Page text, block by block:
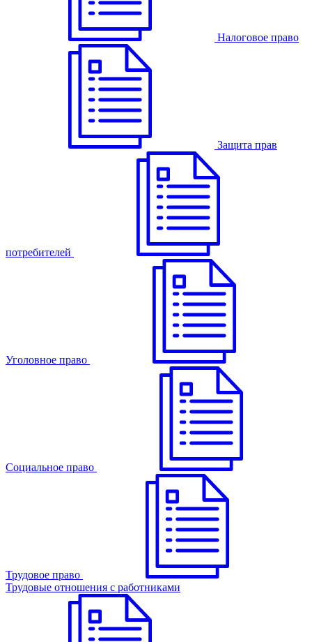
Налоговое право
Защита прав
потребителей
Уголовное право
Cоциальное право
Трудовое право
Трудовые отношения с работниками